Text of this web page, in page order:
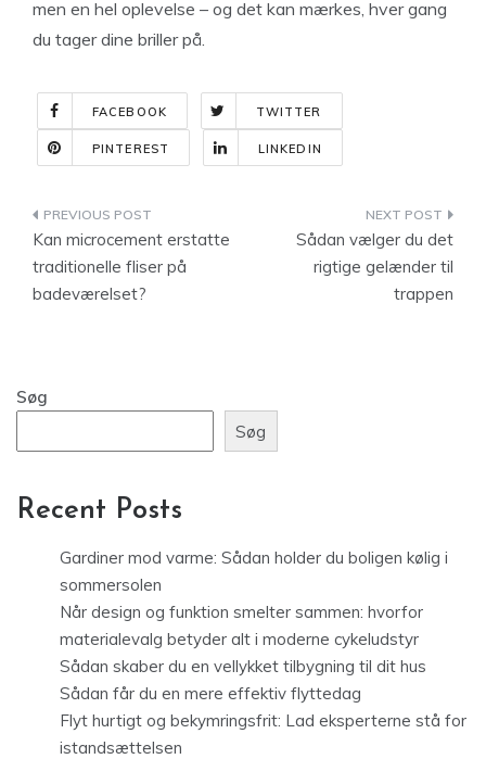
men en hel oplevelse – og det kan mærkes, hver gang
du tager dine briller på.
FACEBOOK TWITTER
PINTEREST LINKEDIN
Indlægsnavigation
Kan microcement erstatte
traditionelle fliser på
badeværelset?
Sådan vælger du det
rigtige gelænder til
trappen
Søg
Søg
Recent Posts
Gardiner mod varme: Sådan holder du boligen kølig i
sommersolen
Når design og funktion smelter sammen: hvorfor
materialevalg betyder alt i moderne cykeludstyr
Sådan skaber du en vellykket tilbygning til dit hus
Sådan får du en mere effektiv flyttedag
Flyt hurtigt og bekymringsfrit: Lad eksperterne stå for
istandsættelsen